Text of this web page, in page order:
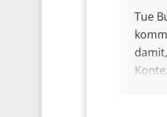
Tue